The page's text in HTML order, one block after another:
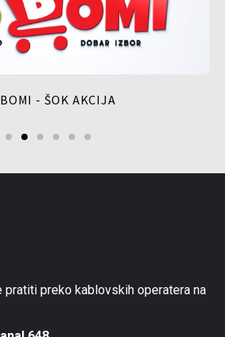
- ŠOK AKCIJA
pratiti preko kablovskih operatera na